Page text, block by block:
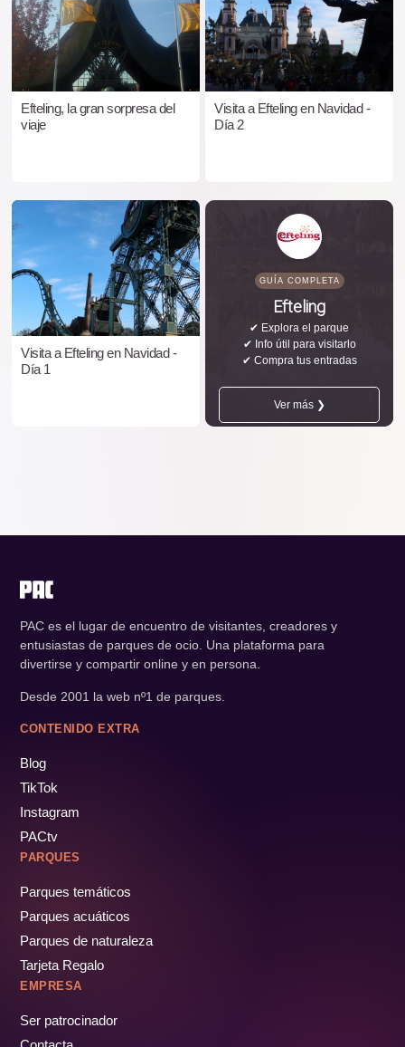
Efteling, la gran sorpresa del
viaje
Visita a Efteling en Navidad -
Día 2
Visita a Efteling en Navidad -
Día 1
GUÍA COMPLETA
Efteling
✔ Explora el parque
✔ Info útil para visitarlo
✔ Compra tus entradas
Ver más ❯
PAC es el lugar de encuentro de visitantes, creadores y
entusiastas de parques de ocio. Una plataforma para
divertirse y compartir online y en persona.
Desde 2001 la web nº1 de parques.
CONTENIDO EXTRA
Blog
TikTok
Instagram
PACtv
PARQUES
Parques temáticos
Parques acuáticos
Parques de naturaleza
Tarjeta Regalo
EMPRESA
Ser patrocinador